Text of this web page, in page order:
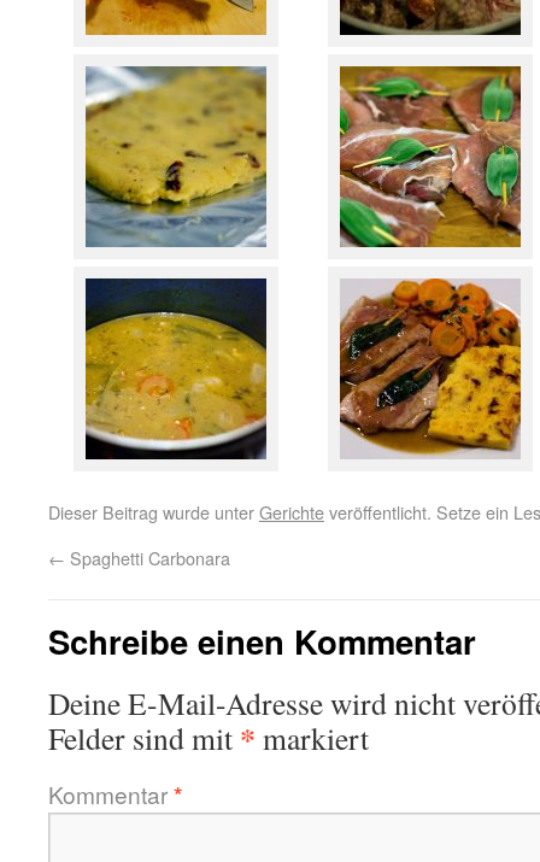
Dieser Beitrag wurde unterGerichteveröffentlicht. Setze ein
← Spaghetti Carbonara
Schreibe einen Kommentar
Deine E-Mail-Adresse wird nicht
Felder sind mit * markiert
Kommentar*